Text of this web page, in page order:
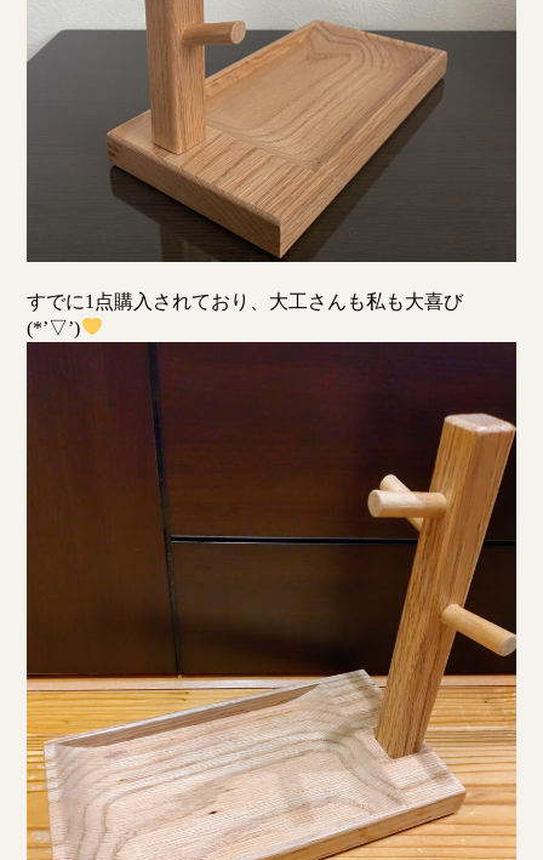
すでに1点購入されており、大工さんも私も大喜び
(*’▽’)